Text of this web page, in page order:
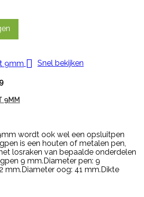
 Snel bekijken
9MM
wordt ook wel een opsluitpen
is een houten of metalen pen,
losraken van bepaalde onderdelen
9 mm.Diameter pen: 9
mm.Diameter oog: 41 mm.Dikte